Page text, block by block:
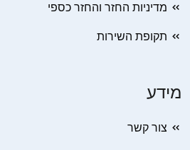
מדיניות החזר והחזר כספי
תקופת השירות
מידע
צור קשר